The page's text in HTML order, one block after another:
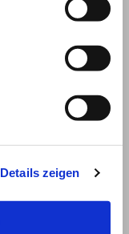
Details zeigen